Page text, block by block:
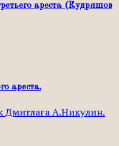
ареста (Кудряшов
ареста.